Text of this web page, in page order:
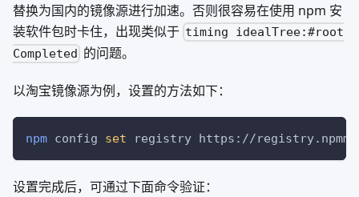
替换为国内的镜像源进行加速。否则很容易在使用 npm 安
装软件包时卡住，出现类似于 timing idealTree:#root
Completed 的问题。
以淘宝镜像源为例，设置的方法如下：
npm config set registry https://
设置完成后，可通过下面命令验证：